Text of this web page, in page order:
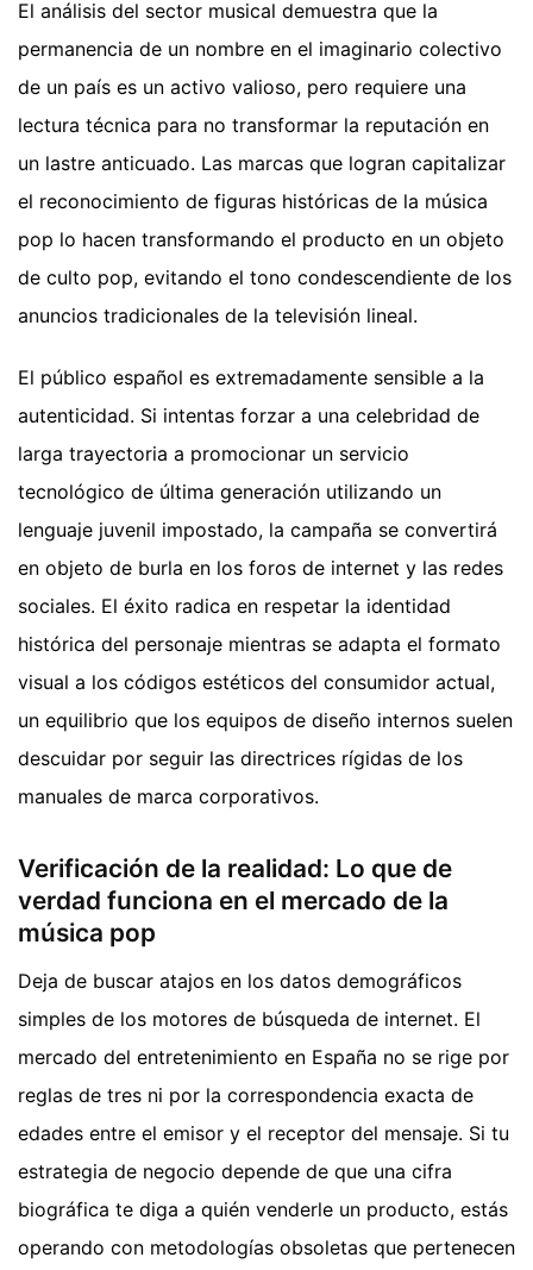
El análisis del sector musical demuestra que la
permanencia de un nombre en el imaginario colectivo
de un país es un activo valioso, pero requiere una
lectura técnica para no transformar la reputación en
un lastre anticuado. Las marcas que logran capitalizar
el reconocimiento de figuras históricas de la música
pop lo hacen transformando el producto en un objeto
de culto pop, evitando el tono condescendiente de los
anuncios tradicionales de la televisión lineal.
El público español es extremadamente sensible a la
autenticidad. Si intentas forzar a una celebridad de
larga trayectoria a promocionar un servicio
tecnológico de última generación utilizando un
lenguaje juvenil impostado, la campaña se convertirá
en objeto de burla en los foros de internet y las redes
sociales. El éxito radica en respetar la identidad
histórica del personaje mientras se adapta el formato
visual a los códigos estéticos del consumidor actual,
un equilibrio que los equipos de diseño internos suelen
descuidar por seguir las directrices rígidas de los
manuales de marca corporativos.
Verificación de la realidad: Lo que de
verdad funciona en el mercado de la
música pop
Deja de buscar atajos en los datos demográficos
simples de los motores de búsqueda de internet. El
mercado del entretenimiento en España no se rige por
reglas de tres ni por la correspondencia exacta de
edades entre el emisor y el receptor del mensaje. Si tu
estrategia de negocio depende de que una cifra
biográfica te diga a quién venderle un producto, estás
operando con metodologías obsoletas que pertenecen